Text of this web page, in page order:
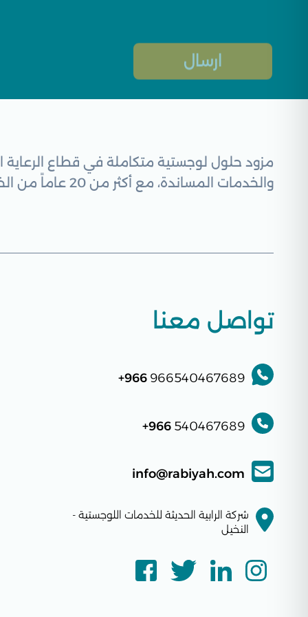
مزود حلول لوجستية متكاملة في قطاع الرعاية
والخدمات المساندة، مع أكثر من 20 عاماً من الخبرة، والتزامنا بالجودة والمرونة لخدمة عملائنا في جميع أنحاء المملكة
تواصل معنا
966540467689
966+
540467689
966+
info@rabiyah.com
شركة الرابية الحديثة للخدمات اللوجستية -
النخيل